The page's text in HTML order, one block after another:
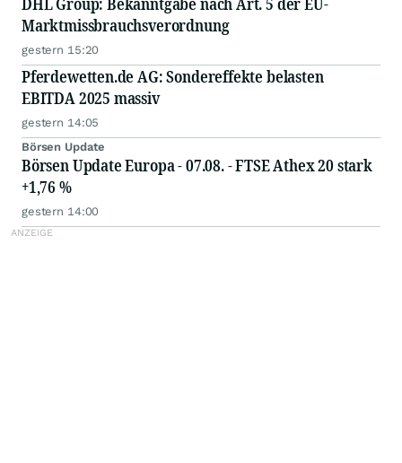
Marktmissbrauchsverordnung
gestern 15:20
Pferdewetten.de AG: Sondereffekte belasten
EBITDA 2025 massiv
gestern 14:05
Börsen Update
Börsen Update Europa - 07.08. - FTSE Athex 20 stark
+1,76 %
gestern 14:00